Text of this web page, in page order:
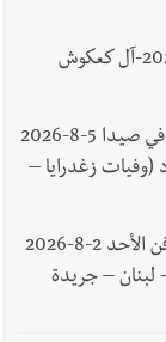
وفاة الحاجة رقية محمد حمودة -الدفن -6-8-2026-آل كعكوش
وفاة مصطفى محمد موسى 3-8-2026 والتعازي في صيدا 5-8-2026
زغدرايا –
وفاة الشاب موسى محمد خلف عبد العزيز والدفن الأحد 2-8-2026
لبنان – جريدة